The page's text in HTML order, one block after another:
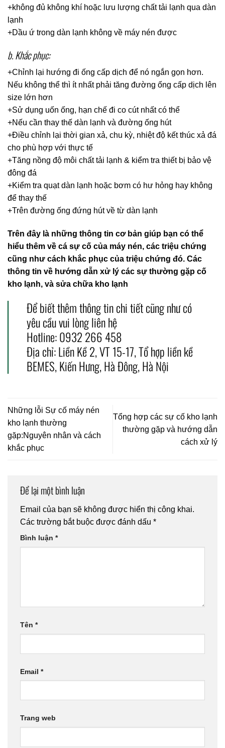
+không đủ không khí hoặc lưu lượng chất tải lạnh qua dàn
lạnh
+Dầu ứ trong dàn lạnh không về máy nén được
b. Khắc phục:
+Chỉnh lại hướng đi ống cấp dịch để nó ngắn gọn hơn.
Nếu không thể thì ít nhất phải tăng đường ống cấp dịch lên
size lớn hơn
+Sử dụng uốn ống, hạn chế đi co cút nhất có thể
+Nếu cần thay thế dàn lạnh và đường ống hút
+Điều chỉnh lại thời gian xả, chu kỳ, nhiệt độ kết thúc xả đá
cho phù hợp với thực tế
+Tăng nồng độ môi chất tải lạnh & kiểm tra thiết bị bảo vệ
đông đá
+Kiểm tra quạt dàn lạnh hoặc bơm có hư hỏng hay không
để thay thế
+Trên đường ống đứng hút về từ dàn lạnh
Trên đây là những thông tin cơ bản giúp bạn có thể
hiểu thêm về cá sự cố của máy nén, các triệu chứng
cũng như cách khắc phục của triệu chứng đó. Các
thông tin về hướng dẫn xử lý các sự thường gặp cố
kho lạnh, và sửa chữa kho lạnh
Để biết thêm thông tin chi tiết cũng như có
yêu cầu vui lòng liên hệ
Hotline: 0932 266 458
Địa chỉ: Liền Kề 2, VT 15-17, Tổ hợp liền kề
BEMES, Kiến Hưng, Hà Đông, Hà Nội
Những lỗi Sự cố máy nén
kho lạnh thường
gặp:Nguyên nhân và cách
khắc phục
Tổng hợp các sự cố kho lạnh
thường gặp và hướng dẫn
cách xử lý
Để lại một bình luận
Email của bạn sẽ không được hiển thị công khai.
Các trường bắt buộc được đánh dấu *
Bình luận *
Tên *
Email *
Trang web